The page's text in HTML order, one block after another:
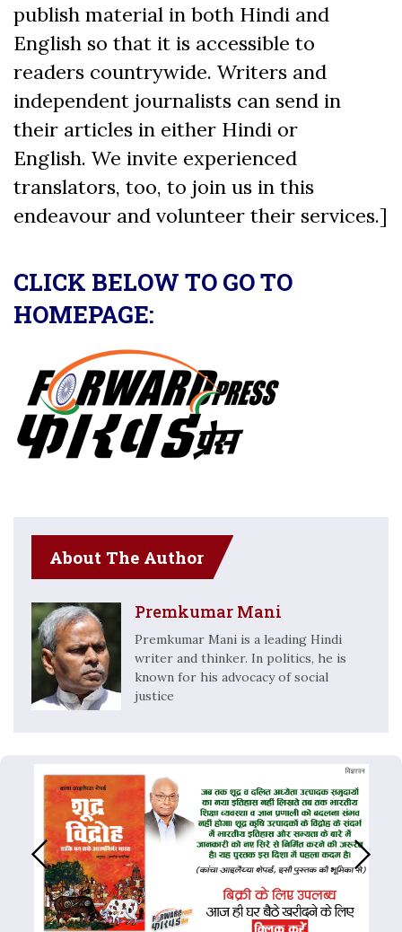
publish material in both Hindi and
English so that it is accessible to
readers countrywide. Writers and
independent journalists can send in
their articles in either Hindi or
English. We invite experienced
translators, too, to join us in this
endeavour and volunteer their services.]
CLICK BELOW TO GO TO
HOMEPAGE:
About The Author
Premkumar Mani
Premkumar Mani is a leading Hindi
writer and thinker. In politics, he is
known for his advocacy of social
justice